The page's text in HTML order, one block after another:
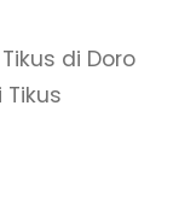
di Doro